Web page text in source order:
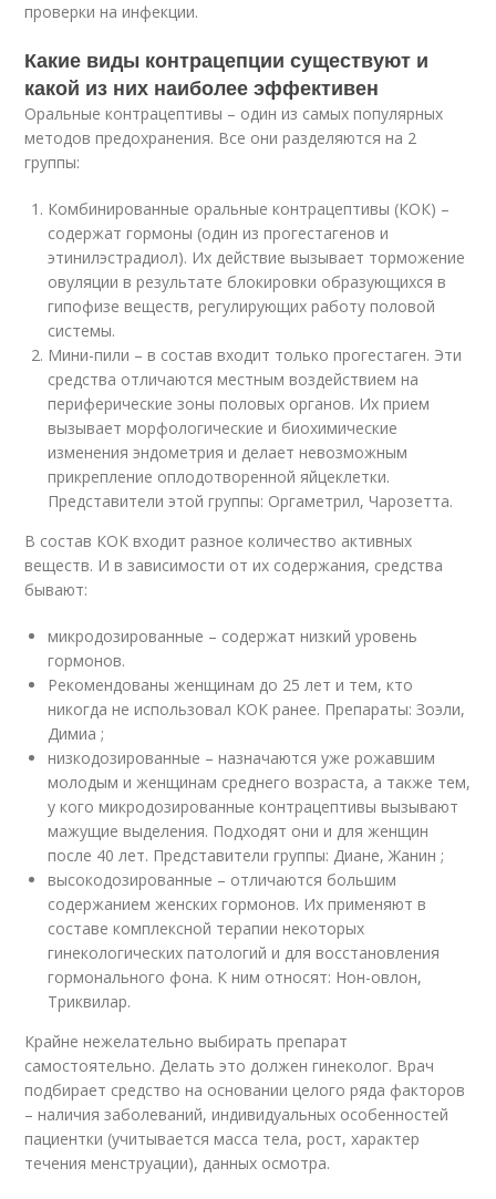
проверки на инфекции.
Какие виды контрацепции существуют и
какой из них наиболее эффективен
Оральные контрацептивы – один из самых популярных
методов предохранения. Все они разделяются на 2
группы:
Комбинированные оральные контрацептивы (КОК) –
содержат гормоны (один из прогестагенов и
этинилэстрадиол). Их действие вызывает торможение
овуляции в результате блокировки образующихся в
гипофизе веществ, регулирующих работу половой
системы.
Мини-пили – в состав входит только прогестаген. Эти
средства отличаются местным воздействием на
периферические зоны половых органов. Их прием
вызывает морфологические и биохимические
изменения эндометрия и делает невозможным
прикрепление оплодотворенной яйцеклетки.
Представители этой группы: Оргаметрил, Чарозетта.
В состав КОК входит разное количество активных
веществ. И в зависимости от их содержания, средства
бывают:
микродозированные – содержат низкий уровень
гормонов.
Рекомендованы женщинам до 25 лет и тем, кто
никогда не использовал КОК ранее. Препараты: Зоэли,
Димиа ;
низкодозированные – назначаются уже рожавшим
молодым и женщинам среднего возраста, а также тем,
у кого микродозированные контрацептивы вызывают
мажущие выделения. Подходят они и для женщин
после 40 лет. Представители группы: Диане, Жанин ;
высокодозированные – отличаются большим
содержанием женских гормонов. Их применяют в
составе комплексной терапии некоторых
гинекологических патологий и для восстановления
гормонального фона. К ним относят: Нон-овлон,
Триквилар.
Крайне нежелательно выбирать препарат
самостоятельно. Делать это должен гинеколог. Врач
подбирает средство на основании целого ряда факторов
– наличия заболеваний, индивидуальных особенностей
пациентки (учитывается масса тела, рост, характер
течения менструации), данных осмотра.